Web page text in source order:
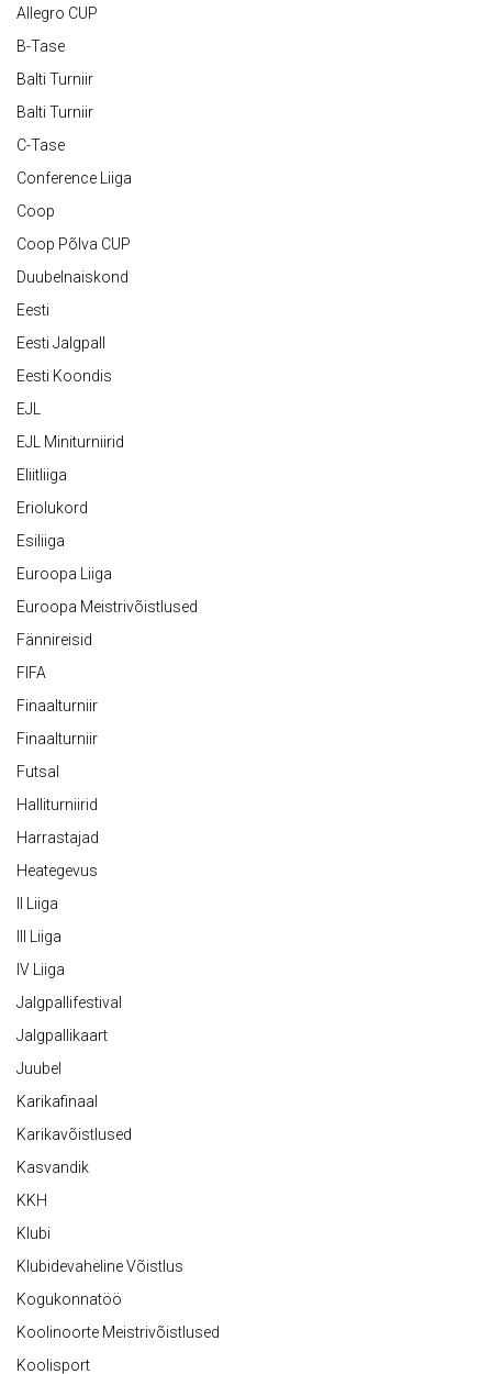
Allegro CUP
B-Tase
Balti Turniir
Balti Turniir
C-Tase
Conference Liiga
Coop
Coop Põlva CUP
Duubelnaiskond
Eesti
Eesti Jalgpall
Eesti Koondis
EJL
EJL Miniturniirid
Eliitliiga
Eriolukord
Esiliiga
Euroopa Liiga
Euroopa Meistrivõistlused
Fännireisid
FIFA
Finaalturniir
Finaalturniir
Futsal
Halliturniirid
Harrastajad
Heategevus
II Liiga
III Liiga
IV Liiga
Jalgpallifestival
Jalgpallikaart
Juubel
Karikafinaal
Karikavõistlused
Kasvandik
KKH
Klubi
Klubidevaheline Võistlus
Kogukonnatöö
Koolinoorte Meistrivõistlused
Koolisport